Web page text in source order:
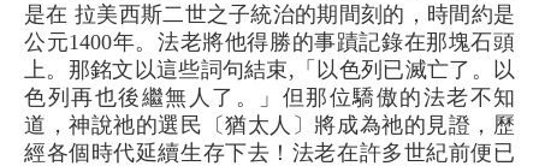
是在 拉美西斯二世之子統治的期間刻的，時間約是
公元1400年。法老將他得勝的事蹟記錄在那塊石頭
上。那銘文以這些詞句結束,「以色列已滅亡了。以
色列再也後繼無人了。」但那位驕傲的法老不知
道，神說祂的選民〔猶太人〕將成為祂的見證，歷
經各個時代延續生存下去！法老在許多世紀前便已